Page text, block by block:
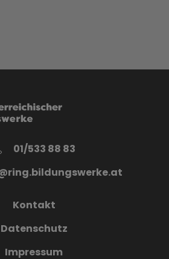
01/533 88 83
Kontakt
Datenschutz
Impressum